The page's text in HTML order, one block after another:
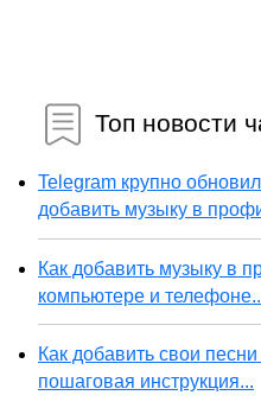
Топ новости
Telegram крупно
добавить музыку в
Как добавить музыку в
компьютере и
Как добавить свои
пошаговая инструкция...